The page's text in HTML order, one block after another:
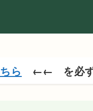
ら ←← を必ず